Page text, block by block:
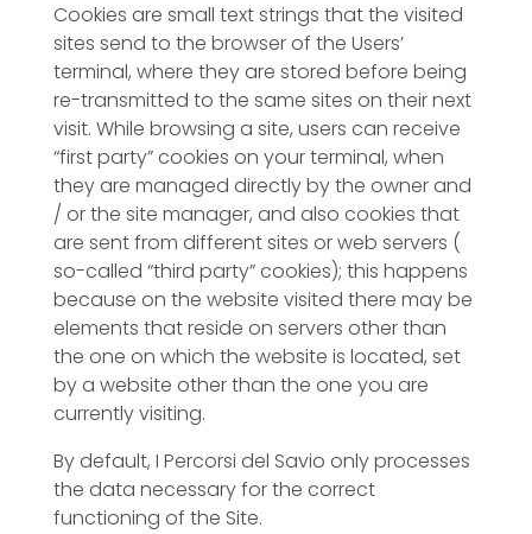
Cookies are small text strings that the visited
sites send to the browser of the Users’
terminal, where they are stored before being
re-transmitted to the same sites on their next
visit. While browsing a site, users can receive
“first party” cookies on your terminal, when
they are managed directly by the owner and
/ or the site manager, and also cookies that
are sent from different sites or web servers (
so-called “third party” cookies); this happens
because on the website visited there may be
elements that reside on servers other than
the one on which the website is located, set
by a website other than the one you are
currently visiting.
By default, I Percorsi del Savio only processes
the data necessary for the correct
functioning of the Site.